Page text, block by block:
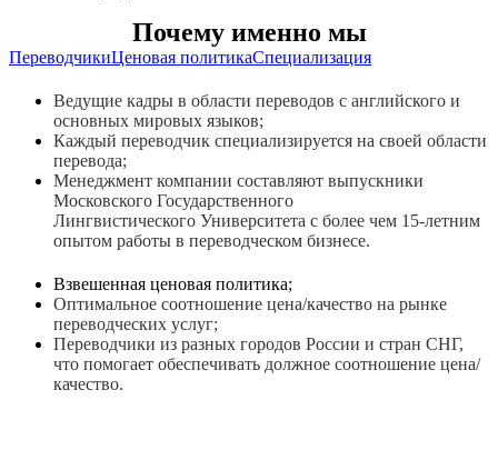
Почему именно мы
ПереводчикиЦеновая политикаСпециализация
Ведущие кадры в области переводов с английского и
основных мировых языков;
Каждый переводчик специализируется на своей области
перевода;
Менеджмент компании составляют выпускники
Московского Государственного
Лингвистического Университета с более чем 15-летним
опытом работы в переводческом бизнесе.
Взвешенная ценовая политика;
Оптимальное соотношение цена/качество на рынке
переводческих услуг;
Переводчики из разных городов России и стран СНГ,
что помогает обеспечивать должное соотношение цена/
качество.